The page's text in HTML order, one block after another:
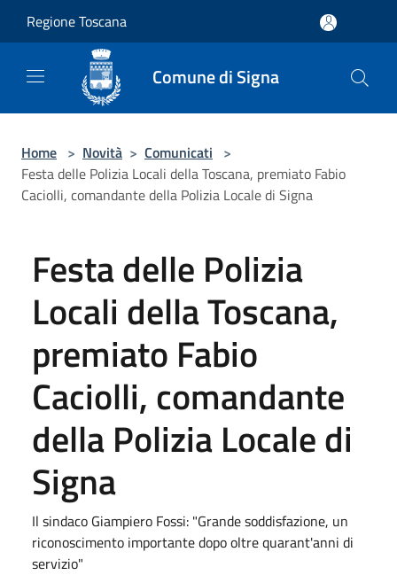
Regione Toscana
Comune di Signa
Home > Novità > Comunicati >
Festa delle Polizia Locali della Toscana, premiato Fabio
Caciolli, comandante della Polizia Locale di Signa
Festa delle Polizia
Locali della Toscana,
premiato Fabio
Caciolli, comandante
della Polizia Locale di
Signa
Il sindaco Giampiero Fossi: "Grande soddisfazione, un
riconoscimento importante dopo oltre quarant'anni di
servizio"